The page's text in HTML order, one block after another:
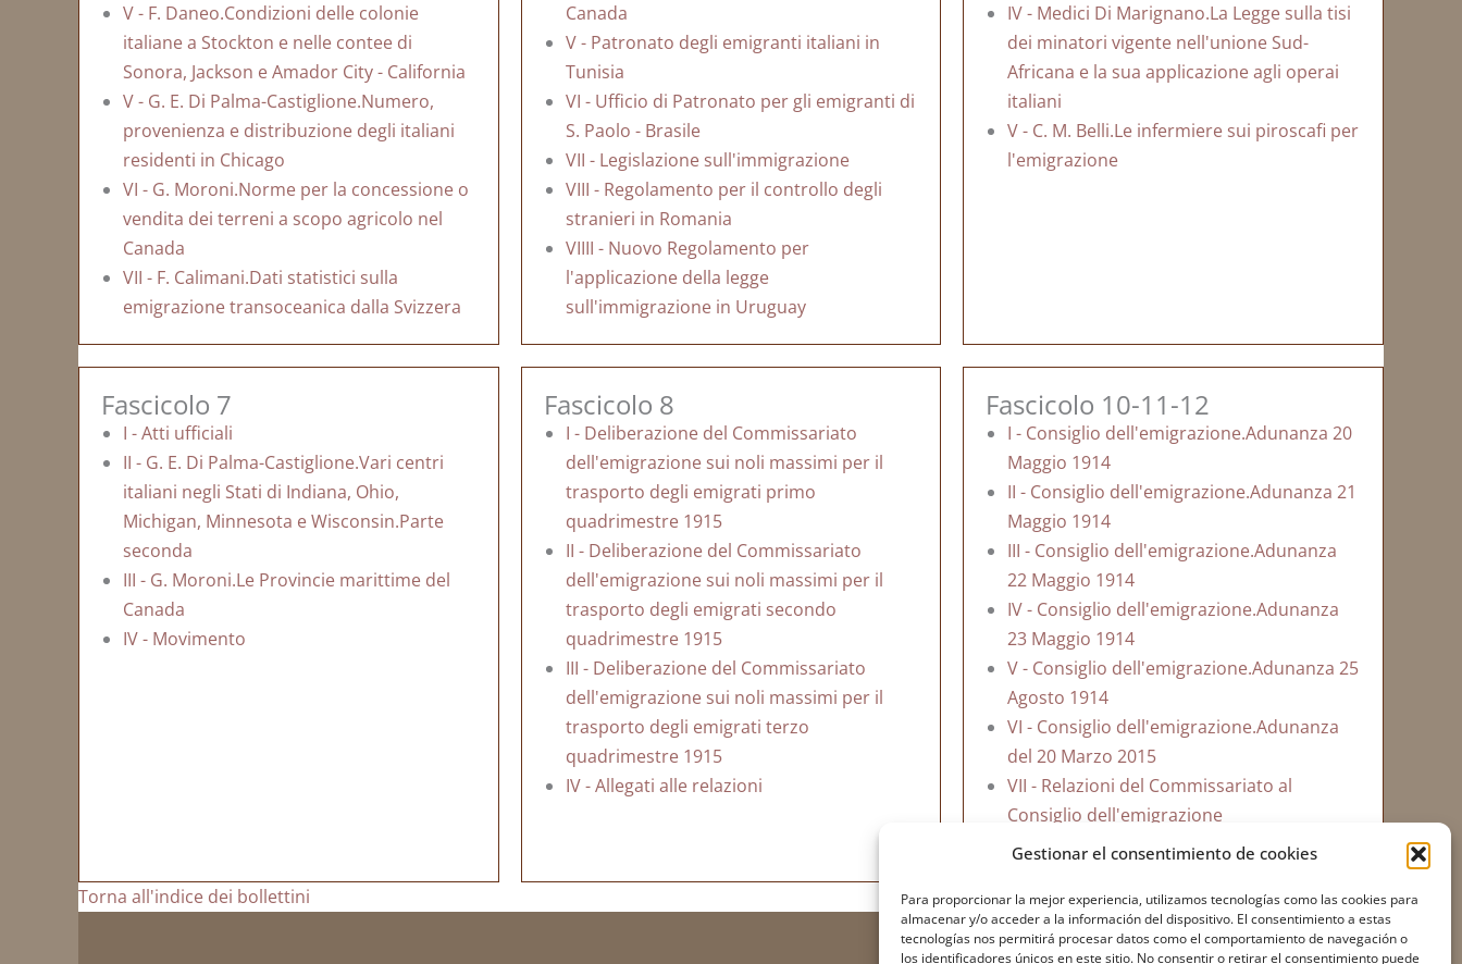
Gestionar el consentimiento de cookies
Para proporcionar la mejor experiencia, utilizamos tecnologías como las cookies para
almacenar y/o acceder a la información del dispositivo. El consentimiento a estas
tecnologías nos permitirá procesar datos como el comportamiento de navegación o
los identificadores únicos en este sitio. No consentir o retirar el consentimiento puede
V - F. Daneo.Condizioni delle colonie
italiane a Stockton e nelle contee di
Sonora, Jackson e Amador City - California
V - G. E. Di Palma-Castiglione.Numero,
provenienza e distribuzione degli italiani
residenti in Chicago
VI - G. Moroni.Norme per la concessione o
vendita dei terreni a scopo agricolo nel
Canada
VII - F. Calimani.Dati statistici sulla
emigrazione transoceanica dalla Svizzera
Canada
V - Patronato degli emigranti italiani in
Tunisia
VI - Ufficio di Patronato per gli emigranti di
S. Paolo - Brasile
VII - Legislazione sull'immigrazione
VIII - Regolamento per il controllo degli
stranieri in Romania
VIIII - Nuovo Regolamento per
l'applicazione della legge
sull'immigrazione in Uruguay
IV - Medici Di Marignano.La Legge sulla tisi
dei minatori vigente nell'unione Sud-
Africana e la sua applicazione agli operai
italiani
V - C. M. Belli.Le infermiere sui piroscafi per
l'emigrazione
Fascicolo 7
I - Atti ufficiali
II - G. E. Di Palma-Castiglione.Vari centri
italiani negli Stati di Indiana, Ohio,
Michigan, Minnesota e Wisconsin.Parte
seconda
III - G. Moroni.Le Provincie marittime del
Canada
IV - Movimento
Fascicolo 8
I - Deliberazione del Commissariato
dell'emigrazione sui noli massimi per il
trasporto degli emigrati primo
quadrimestre 1915
II - Deliberazione del Commissariato
dell'emigrazione sui noli massimi per il
trasporto degli emigrati secondo
quadrimestre 1915
III - Deliberazione del Commissariato
dell'emigrazione sui noli massimi per il
trasporto degli emigrati terzo
quadrimestre 1915
IV - Allegati alle relazioni
Fascicolo 10-11-12
I - Consiglio dell'emigrazione.Adunanza 20
Maggio 1914
II - Consiglio dell'emigrazione.Adunanza 21
Maggio 1914
III - Consiglio dell'emigrazione.Adunanza
22 Maggio 1914
IV - Consiglio dell'emigrazione.Adunanza
23 Maggio 1914
V - Consiglio dell'emigrazione.Adunanza 25
Agosto 1914
VI - Consiglio dell'emigrazione.Adunanza
del 20 Marzo 2015
VII - Relazioni del Commissariato al
Consiglio dell'emigrazione
VIII - Atti ufficiali
Torna all'indice dei bollettini